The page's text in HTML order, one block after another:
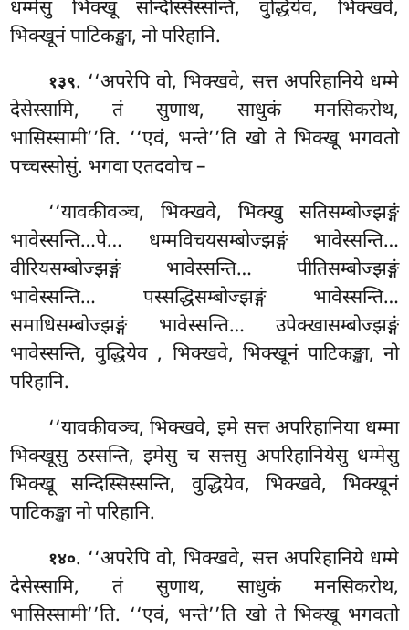
धम्मेसु भिक्खू सन्दिस्सिस्सन्ति, वुद्धियेव, भिक्खवे,
भिक्खूनं पाटिकङ्खा, नो परिहानि.
१३९. ‘‘अपरेपि वो, भिक्खवे, सत्त अपरिहानिये धम्मे
देसेस्सामि, तं सुणाथ, साधुकं मनसिकरोथ,
भासिस्सामी’’ति. ‘‘एवं, भन्ते’’ति खो ते भिक्खू भगवतो
पच्चस्सोसुं. भगवा एतदवोच –
‘‘यावकीवञ्च, भिक्खवे, भिक्खु सतिसम्बोज्झङ्गं
भावेस्सन्ति…पे… धम्मविचयसम्बोज्झङ्गं भावेस्सन्ति…
वीरियसम्बोज्झङ्गं भावेस्सन्ति… पीतिसम्बोज्झङ्गं
भावेस्सन्ति… पस्सद्धिसम्बोज्झङ्गं भावेस्सन्ति…
समाधिसम्बोज्झङ्गं भावेस्सन्ति… उपेक्खासम्बोज्झङ्गं
भावेस्सन्ति, वुद्धियेव , भिक्खवे, भिक्खूनं पाटिकङ्खा, नो
परिहानि.
‘‘यावकीवञ्च, भिक्खवे, इमे सत्त अपरिहानिया धम्मा
भिक्खूसु ठस्सन्ति, इमेसु च सत्तसु अपरिहानियेसु धम्मेसु
भिक्खू सन्दिस्सिस्सन्ति, वुद्धियेव, भिक्खवे, भिक्खूनं
पाटिकङ्खा नो परिहानि.
१४०. ‘‘अपरेपि वो, भिक्खवे, सत्त अपरिहानिये धम्मे
देसेस्सामि, तं सुणाथ, साधुकं मनसिकरोथ,
भासिस्सामी’’ति. ‘‘एवं, भन्ते’’ति खो ते भिक्खू भगवतो